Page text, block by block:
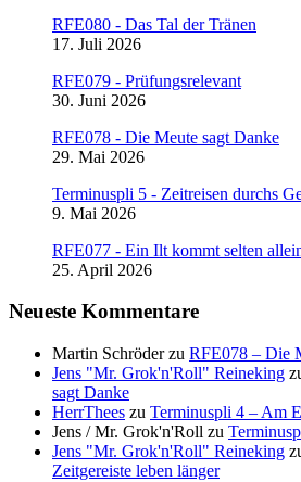
RFE080 - Das Tal der Tränen
17. Juli 2026
RFE079 - Prüfungsrelevant
30. Juni 2026
RFE078 - Die Meute sagt Danke
29. Mai 2026
Terminuspli 5 - Zeitreisen durchs
9. Mai 2026
RFE077 - Ein Ilt kommt selten
25. April 2026
Neueste Kommentare
Martin Schröderzu RFE078 – Die
Jens "Mr. Grok'n'Roll" Reineking
sagt Danke
HerrThees zu Terminuspli 4 – Am
Jens / Mr. Grok'n'Roll zu
Jens "Mr. Grok'n'Roll" Reineking
Zeitgereiste leben länger